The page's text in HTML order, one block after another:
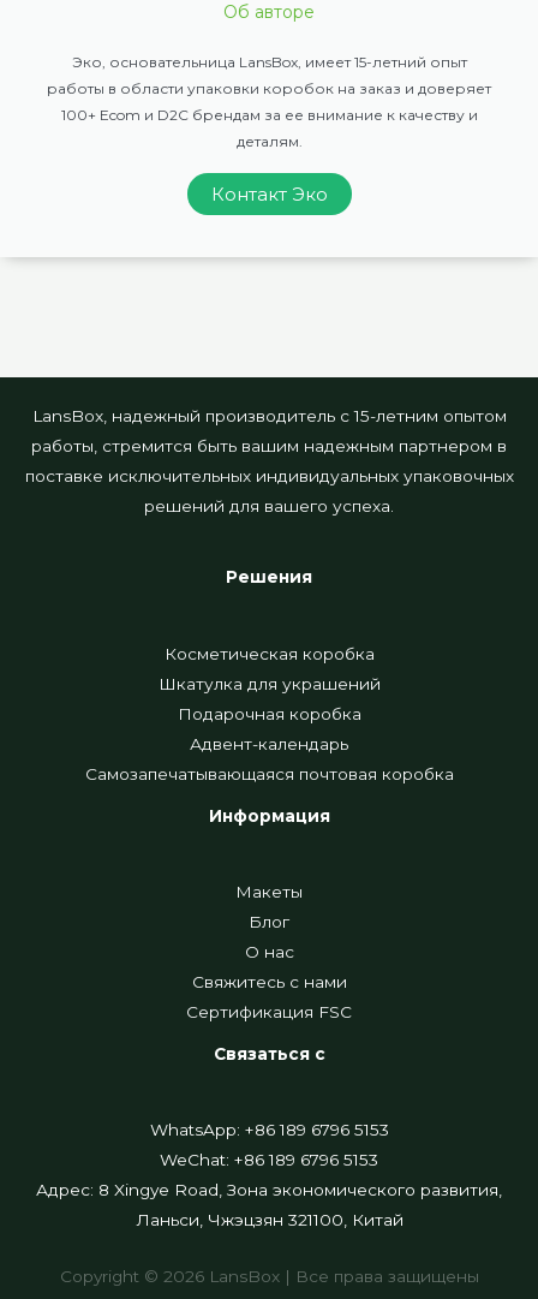
Об авторе
Эко, основательница LansBox, имеет 15-летний опыт
работы в области упаковки коробок на заказ и доверяет
100+ Ecom и D2C брендам за ее внимание к качеству и
деталям.
Контакт Эко
LansBox, надежный производитель с 15-летним опытом
работы, стремится быть вашим надежным партнером в
поставке исключительных индивидуальных упаковочных
решений для вашего успеха.
Решения
Косметическая коробка
Шкатулка для украшений
Подарочная коробка
Адвент-календарь
Самозапечатывающаяся почтовая коробка
Информация
Макеты
Блог
О нас
Свяжитесь с нами
Сертификация FSC
Связаться с
WhatsApp: +86 189 6796 5153
WeChat: +86 189 6796 5153
Адрес: 8 Xingye Road, Зона экономического развития,
Ланьси, Чжэцзян 321100, Китай
Copyright © 2026 LansBox | Все права защищены